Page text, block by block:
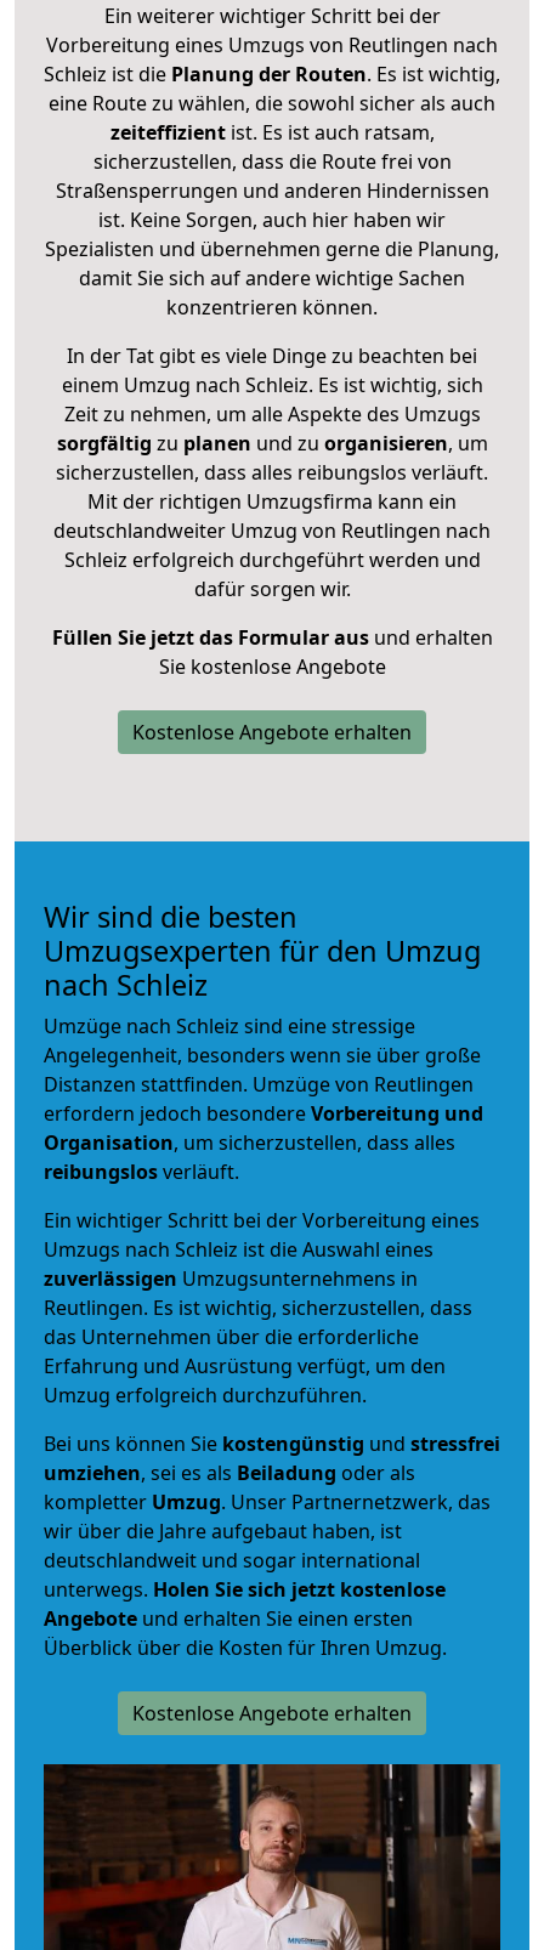
Ein weiterer wichtiger Schritt bei der
Vorbereitung eines Umzugs von Reutlingen nach
Schleiz ist die Planung der Routen. Es ist wichtig,
eine Route zu wählen, die sowohl sicher als auch
zeiteffizientist. Es ist auch ratsam,
sicherzustellen, dass die Route frei von
Straßensperrungen und anderen Hindernissen
ist. Keine Sorgen, auch hier haben wir
Spezialisten und übernehmen gerne die Planung,
damit Sie sich auf andere wichtige Sachen
konzentrieren können.
In der Tat gibt es viele Dinge zu beachten bei
einem Umzug nach Schleiz. Es ist wichtig, sich
Zeit zu nehmen, um alle Aspekte des Umzugs
sorgfältig zu planen und zu organisieren, um
sicherzustellen, dass alles reibungslos verläuft.
Mit der richtigen Umzugsfirma kann ein
deutschlandweiter Umzug von Reutlingen nach
Schleiz erfolgreich durchgeführt werden und
dafür sorgen wir.
Füllen Sie jetzt das Formular ausund erhalten
Sie kostenlose Angebote
Kostenlose Angebote erhalten
Wir sind die besten
Umzugsexperten für den Umzug
nach Schleiz
Umzüge nach Schleiz sind eine stressige
Angelegenheit, besonders wenn sie über große
Distanzen stattfinden. Umzüge von Reutlingen
erfordern jedoch besondereVorbereitung und
Organisation, um sicherzustellen, dass alles
reibungslosverläuft.
Ein wichtiger Schritt bei der Vorbereitung eines
Umzugs nach Schleiz ist die Auswahl eines
zuverlässigen Umzugsunternehmens in
Reutlingen. Es ist wichtig, sicherzustellen, dass
das Unternehmen über die erforderliche
Erfahrung und Ausrüstung verfügt, um den
Umzug erfolgreich durchzuführen.
Bei uns können Sie kostengünstig und stressfrei
umziehen, sei es als Beiladung oder als
kompletter Umzug. Unser Partnernetzwerk, das
wir über die Jahre aufgebaut haben, ist
deutschlandweit und sogar international
unterwegs. Holen Sie sich jetzt kostenlose
Angebote und erhalten Sie einen ersten
Überblick über die Kosten für Ihren Umzug.
Kostenlose Angebote erhalten